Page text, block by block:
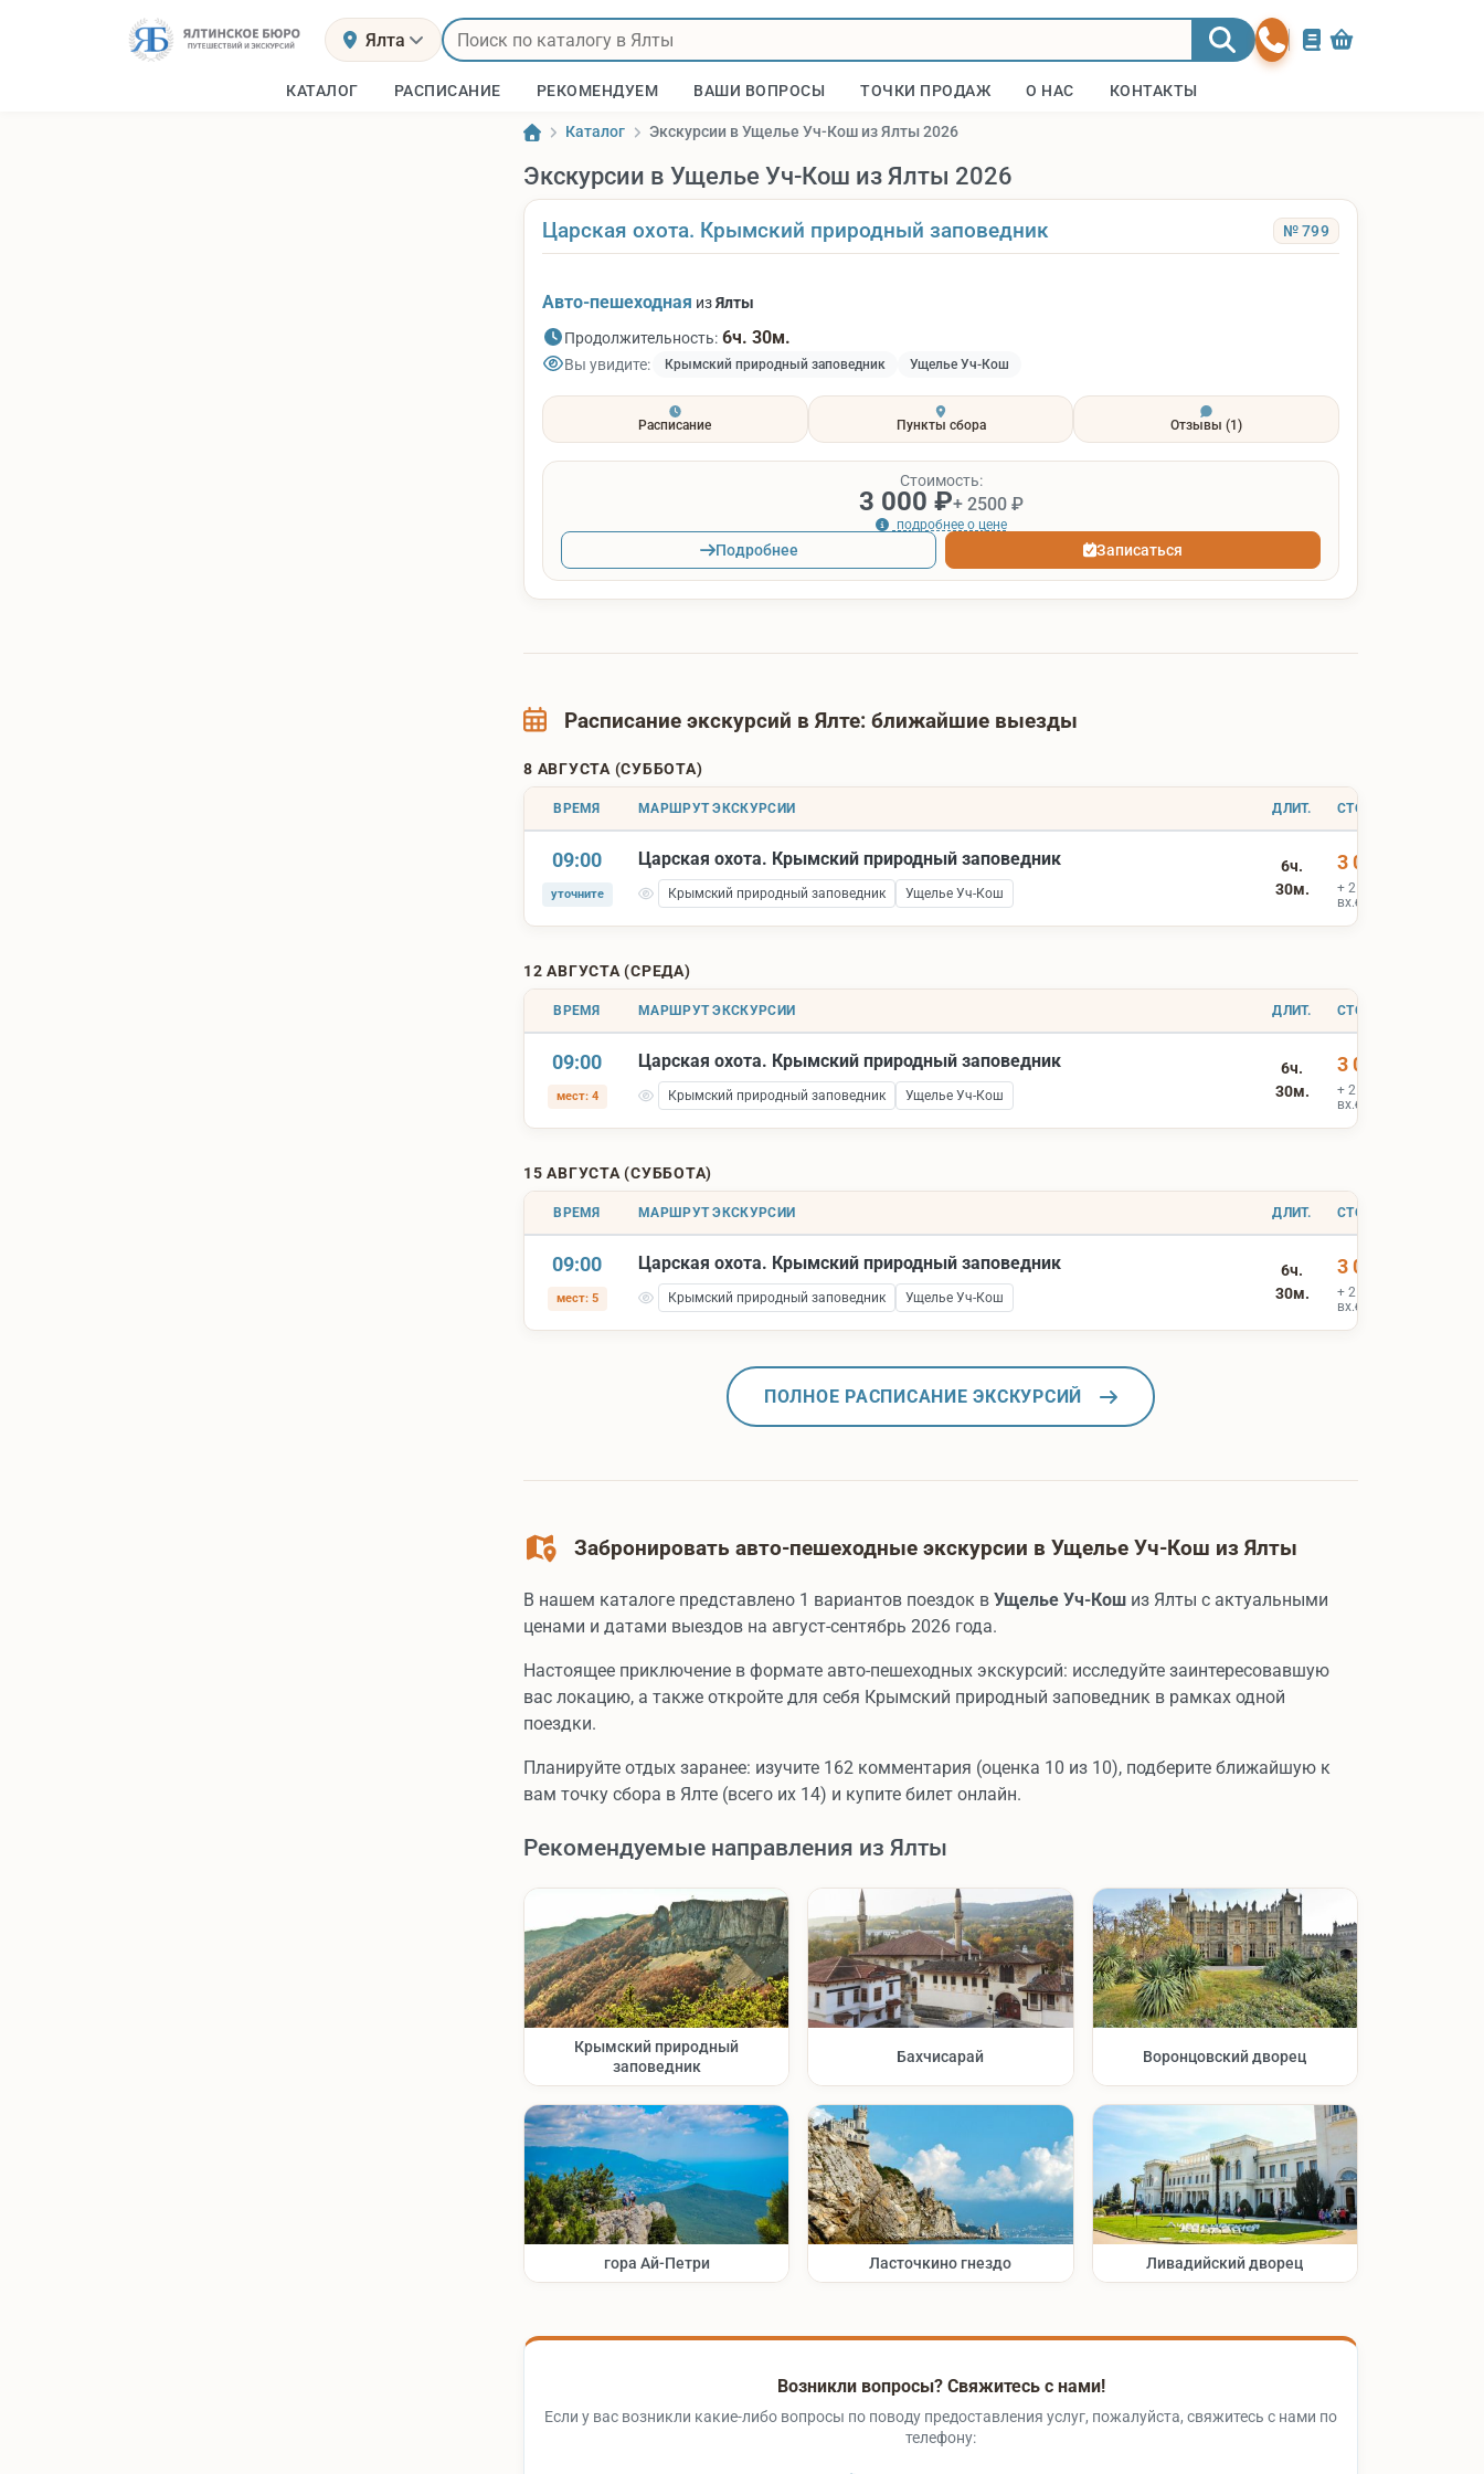
Ялта
КАТАЛОГ РАСПИСАНИЕ РЕКОМЕНДУЕМ ВАШИ ВОПРОСЫ ТОЧКИ ПРОДАЖ О НАС КОНТАКТЫ
Каталог Экскурсии в Ущелье Уч-Кош из Ялты 2026
Экскурсии в Ущелье Уч-Кош из Ялты 2026
Царская охота. Крымский природный заповедник № 799
Авто-пешеходная изЯлты
Продолжительность: 6ч. 30м.
Вы увидите: Крымский природный заповедник Ущелье Уч-Кош
Расписание Пункты сбора Отзывы(1)
Стоимость:
3 000 ₽+ 2500 ₽
подробнее о цене
Подробнее Записаться
Расписание экскурсий в Ялте: ближайшие выезды
8 АВГУСТА (СУББОТА)
ВРЕМЯ МАРШРУТ ЭКСКУРСИИ ДЛИТ. СТОИМОСТЬ
09:00
уточните
Царская охота. Крымский природный заповедник
Крымский природный заповедник Ущелье Уч-Кош
6ч.
30м.
3 000 ₽
+ 2 500 ₽
вх.билеты
12 АВГУСТА (СРЕДА)
ВРЕМЯ МАРШРУТ ЭКСКУРСИИ ДЛИТ. СТОИМОСТЬ
09:00
мест: 4
Царская охота. Крымский природный заповедник
Крымский природный заповедник Ущелье Уч-Кош
6ч.
30м.
3 000 ₽
+ 2 500 ₽
вх.билеты
15 АВГУСТА (СУББОТА)
ВРЕМЯ МАРШРУТ ЭКСКУРСИИ ДЛИТ. СТОИМОСТЬ
09:00
мест: 5
Царская охота. Крымский природный заповедник
Крымский природный заповедник Ущелье Уч-Кош
6ч.
30м.
3 000 ₽
+ 2 500 ₽
вх.билеты
ПОЛНОЕ РАСПИСАНИЕ ЭКСКУРСИЙ
Забронировать авто-пешеходные экскурсии в Ущелье Уч-Кош из Ялты
В нашем каталоге представлено 1 вариантов поездок в Ущелье Уч-Кош из Ялты с актуальными
ценами и датами выездов на август-сентябрь 2026 года.
Настоящее приключение в формате авто-пешеходных экскурсий: исследуйте заинтересовавшую
вас локацию, а также откройте для себя Крымский природный заповедник в рамках одной
поездки.
Планируйте отдых заранее: изучите 162 комментария (оценка 10 из 10), подберите ближайшую к
вам точку сбора в Ялте (всего их 14) и купите билет онлайн.
Рекомендуемые направления из Ялты
Крымский природный
заповедник
Бахчисарай Воронцовский дворец
гора Ай-Петри Ласточкино гнездо Ливадийский дворец
Возникли вопросы? Свяжитесь с нами!
Если у вас возникли какие-либо вопросы по поводу предоставления услуг, пожалуйста, свяжитесь с нами по
телефону: